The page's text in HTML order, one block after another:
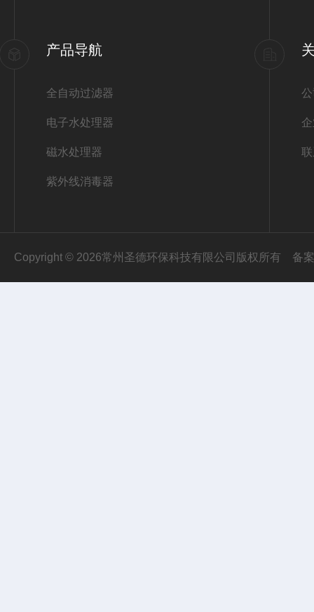
产品导航
全自动过滤器
电子水处理器
磁水处理器
紫外线消毒器
Copyright © 2026常州圣德环保科技有限公司版权所有 备